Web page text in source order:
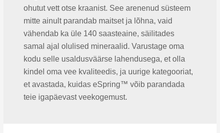
ohutut vett otse kraanist. See arenenud süsteem
mitte ainult parandab maitset ja lõhna, vaid
vähendab ka üle 140 saasteaine, säilitades
samal ajal olulised mineraalid. Varustage oma
kodu selle usaldusväärse lahendusega, et olla
kindel oma vee kvaliteedis, ja uurige kategooriat,
et avastada, kuidas eSpring™ võib parandada
teie igapäevast veekogemust.